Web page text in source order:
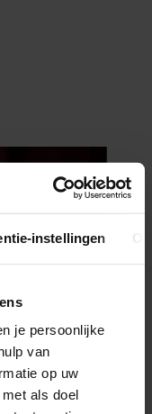
instellingen
je persoonlijke
van
op uw
als doel